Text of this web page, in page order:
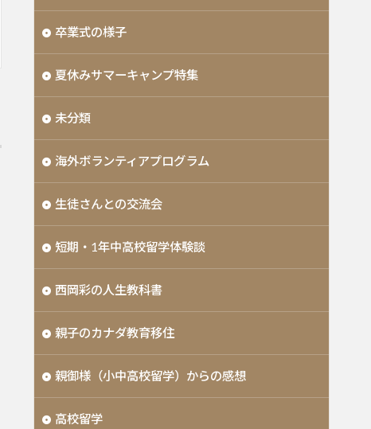
卒業式の様子
夏休みサマーキャンプ特集
未分類
海外ボランティアプログラム
生徒さんとの交流会
短期・1年中高校留学体験談
西岡彩の人生教科書
親子のカナダ教育移住
親御様（小中高校留学）からの感想
高校留学